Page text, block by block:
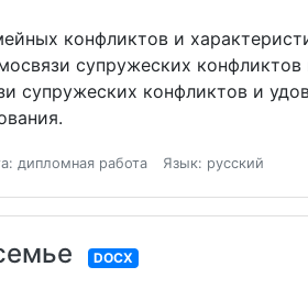
конфликтов и
супружеских конфликтов
конфликтов и
дипломная работа Язык: русский
DOCX